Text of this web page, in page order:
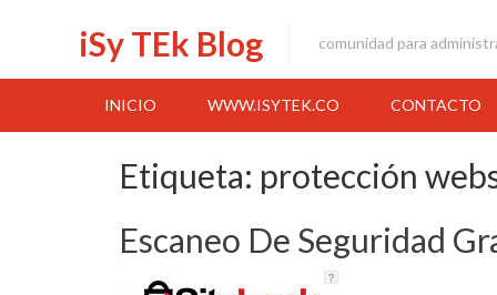
iSy TEk Blog comunidad para
INICIO WWW.ISYTEK.CO CONTACTO
Etiqueta: protección
Escaneo De Seguridad